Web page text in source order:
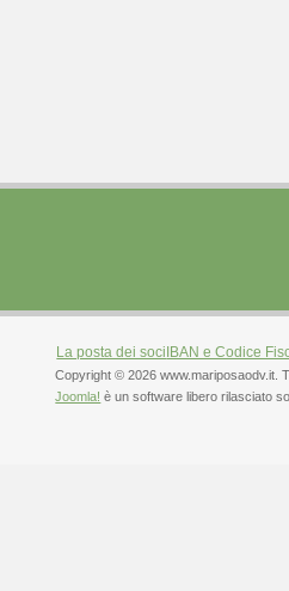
La posta dei soci IBAN e Codice
Copyright © 2026 www.mariposaodv.it.
Joomla! è un software libero rilasciato